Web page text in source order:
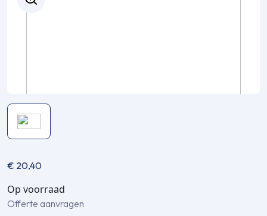
€ 20,40
Op voorraad
Offerte aanvragen